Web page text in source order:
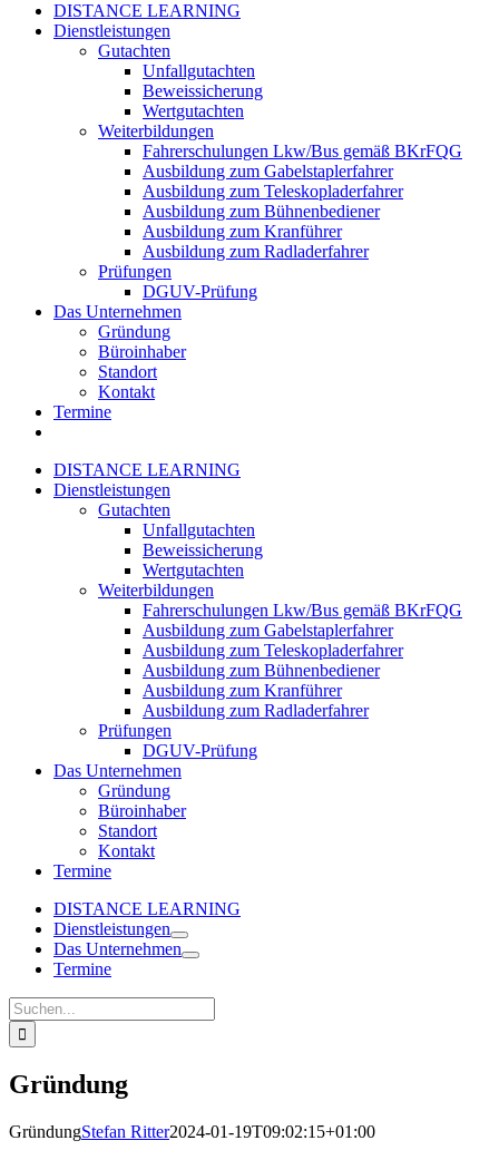
DISTANCE LEARNING
Dienstleistungen
Gutachten
Unfallgutachten
Beweissicherung
Wertgutachten
Weiterbildungen
Fahrerschulungen Lkw/Bus gemäß BKrFQG
Ausbildung zum Gabelstaplerfahrer
Ausbildung zum Teleskopladerfahrer
Ausbildung zum Bühnenbediener
Ausbildung zum Kranführer
Ausbildung zum Radladerfahrer
Prüfungen
DGUV-Prüfung
Das Unternehmen
Gründung
Büroinhaber
Standort
Kontakt
Termine
DISTANCE LEARNING
Dienstleistungen
Gutachten
Unfallgutachten
Beweissicherung
Wertgutachten
Weiterbildungen
Fahrerschulungen Lkw/Bus gemäß BKrFQG
Ausbildung zum Gabelstaplerfahrer
Ausbildung zum Teleskopladerfahrer
Ausbildung zum Bühnenbediener
Ausbildung zum Kranführer
Ausbildung zum Radladerfahrer
Prüfungen
DGUV-Prüfung
Das Unternehmen
Gründung
Büroinhaber
Standort
Kontakt
Termine
DISTANCE LEARNING
Dienstleistungen
Das Unternehmen
Termine
Suche
nach:
Gründung
GründungStefan Ritter2024-01-19T09:02:15+01:00